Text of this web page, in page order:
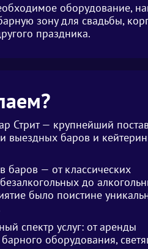
оборудование,
зону для свадьбы,
праздника.
Стрит — крупнейший
выездных баров и
баров — от классических
до
было поистине
спектр услуг: от аренды
оборудования,